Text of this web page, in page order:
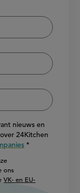
nieuws en
24Kitchen
ons
VK- en EU-